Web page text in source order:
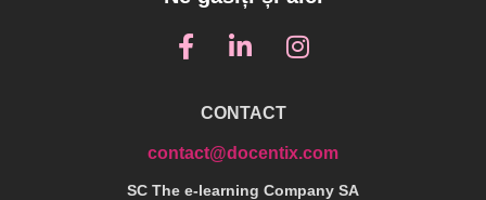
CONTACT
contact@docentix.com
SC The e-learning Company SA